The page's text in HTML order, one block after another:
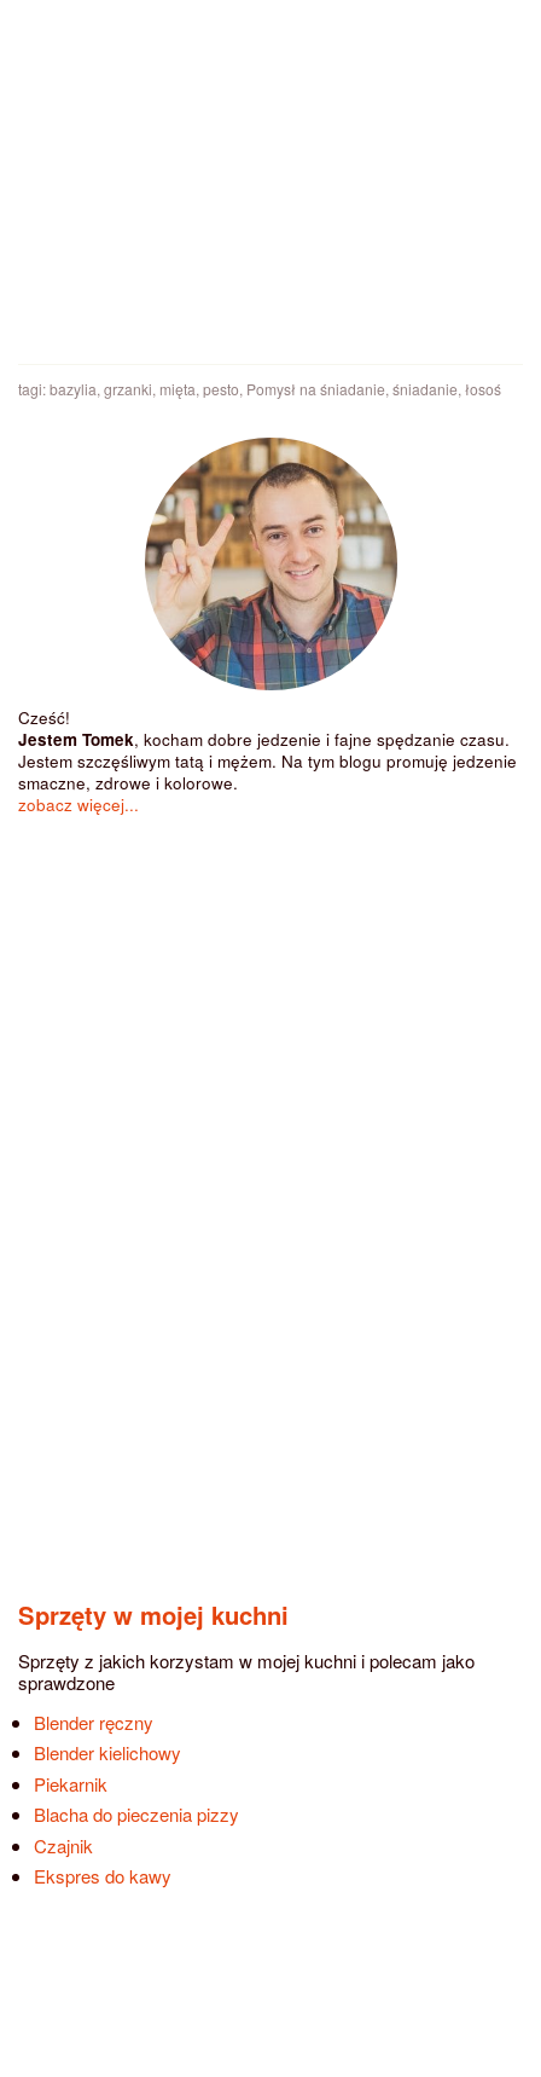
tagi:bazylia, grzanki, mięta, pesto, Pomysł na śniadanie, śniadanie, łosoś
Cześć!
Jestem Tomek, kocham dobre jedzenie i fajne spędzanie czasu.
Jestem szczęśliwym tatą i mężem. Na tym blogu promuję jedzenie
smaczne, zdrowe i kolorowe.
zobacz więcej...
Sprzęty w mojej kuchni
Sprzęty z jakich korzystam w mojej kuchni i polecam jako
sprawdzone
Blender ręczny
Blender kielichowy
Piekarnik
Blacha do pieczenia pizzy
Czajnik
Ekspres do kawy